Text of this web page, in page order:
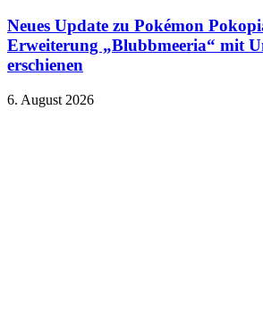
Neues Update zu Pokémon
Erweiterung „Blubbmeeria“ mit
erschienen
6. August 2026